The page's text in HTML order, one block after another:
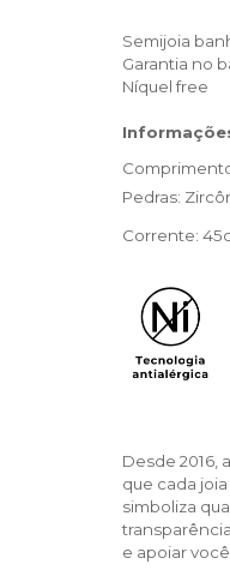
Semijoia
Garantia no
Níquel free
Pedras:
Corrente:
Desde 2016,
que cada
simboliza
e apoiar